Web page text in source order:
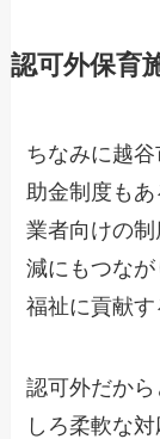
認可外保育
ちなみに越
助金制度も
業者向けの
減にもつな
福祉に貢献す
認可外だか
しろ柔軟な